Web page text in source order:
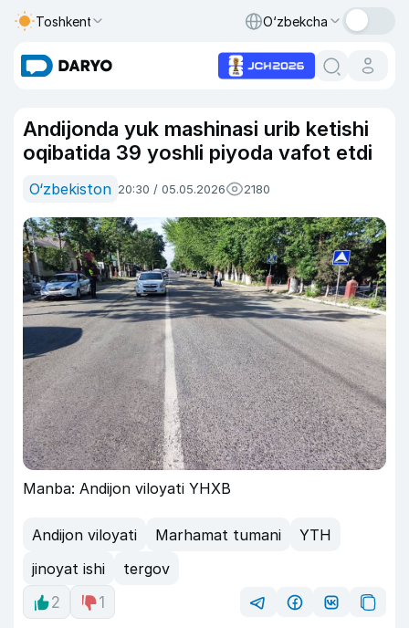
Toshkent O‘zbekcha
Andijonda yuk mashinasi urib ketishi
oqibatida 39 yoshli piyoda vafot etdi
O‘zbekiston 20:30 / 05.05.2026 2180
Manba: Andijon viloyati YHXB
Andijon viloyati Marhamat tumani
YTH
jinoyat ishi
tergov
2
1